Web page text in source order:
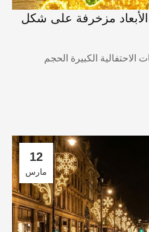
مزخرفة على شكل
الكبيرة الحجم
12
مارس